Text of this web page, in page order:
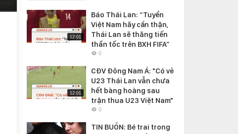
12:01
Báo Thái Lan: “Tuyển
Việt Nam hãy cẩn thận,
Thái Lan sẽ thăng tiến
thần tốc trên BXH FIFA”
0
12:01
CĐV Đông Nam Á: "Có vẻ
U23 Thái Lan vẫn chưa
hết bàng hoàng sau
trận thua U23 Việt Nam"
0
TIN BUỒN: Bé trai trong